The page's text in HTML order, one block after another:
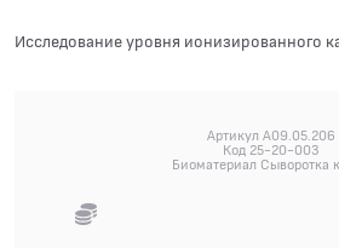
Исследование уровня ионизированного
Артикул A09.05.206
Код 25-20-003
Биоматериал Сыворотка